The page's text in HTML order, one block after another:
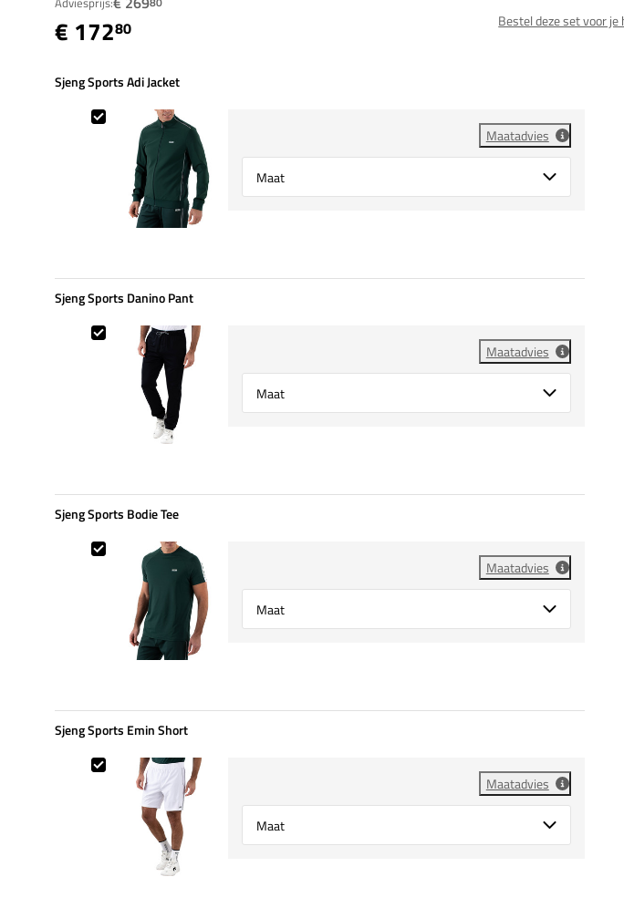
€ 17280 Bestel deze set voor je
Sjeng Sports Adi Jacket
Maatadvies
Sjeng Sports Adi Jacket
Sjeng Sports Danino Pant
Maatadvies
Sjeng Sports Danino Pant
Sjeng Sports Bodie Tee
Maatadvies
Sjeng Sports Bodie Tee
Sjeng Sports Emin Short
Maatadvies
Sjeng Sports Emin Short